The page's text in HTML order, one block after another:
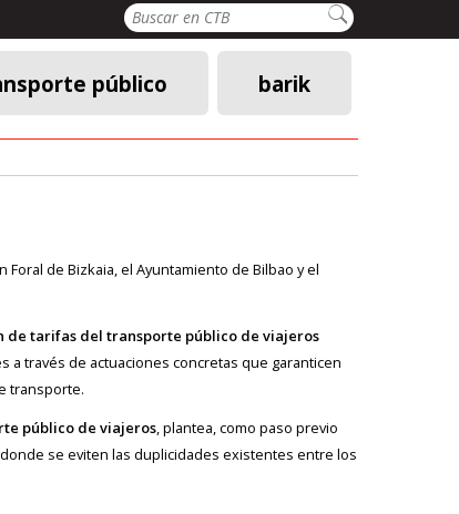
Buscar
público barik
de Bizkaia, el Ayuntamiento de Bilbao y el
tarifas del transporte público de viajeros
través de actuaciones concretas que garanticen
transporte.
público de viajeros, plantea, como paso previo
se eviten las duplicidades existentes entre los